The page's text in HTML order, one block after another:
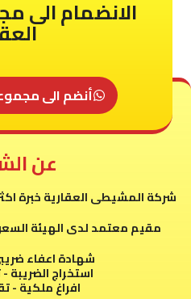
الانضمام الى
أنضم الى
عن
شركة المشيطى العقارية خبرة اكثر من 15 سنة فى عالم
مقيم معتمد لدى الهيئة
شهادة اعفاء
استخراج
افراغ ملكية -